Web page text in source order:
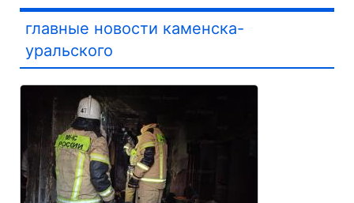
главные новости каменска-
уральского